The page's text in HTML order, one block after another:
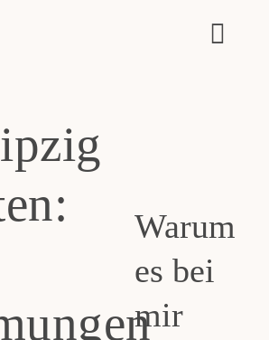
Hochzeitsreportagen
Leistungen
Häufige Fragen
Über mich
Warum
es bei
mir